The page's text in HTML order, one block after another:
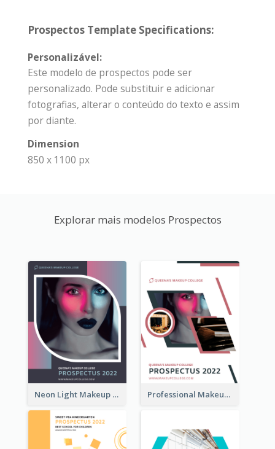
Prospectos Template Specifications:
Personalizável:
Este modelo de prospectos pode ser
personalizado. Pode substituir e adicionar
fotografias, alterar o conteúdo do texto e assim
por diante.
Dimension
850 x 1100 px
Explorar mais modelos Prospectos
Neon Light Makeup School Prospectus Professional Makeup School Prospectus